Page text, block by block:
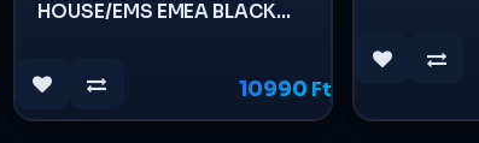
HOUSE/EMS EMEA BLACK
10990 Ft